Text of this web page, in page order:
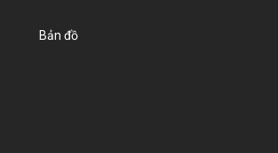
Bản đồ